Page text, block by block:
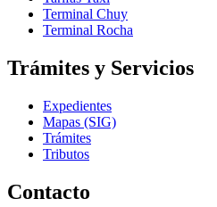
Terminal Chuy
Terminal Rocha
Trámites y Servicios
Expedientes
Mapas (SIG)
Trámites
Tributos
Contacto